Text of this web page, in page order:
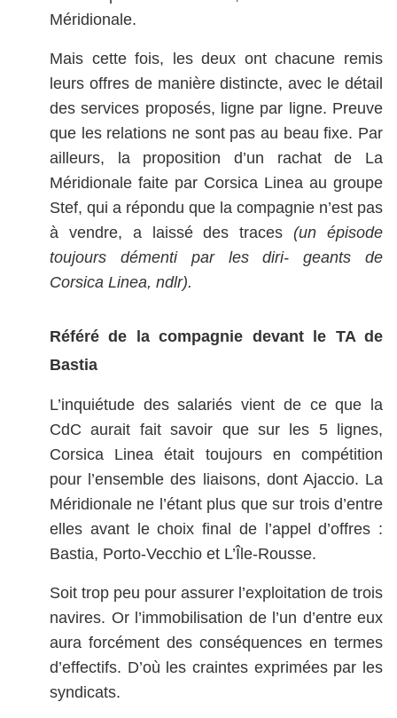
Méridionale.
Mais cette fois, les deux ont chacune remis
leurs offres de manière distincte, avec le détail
des services proposés, ligne par ligne. Preuve
que les relations ne sont pas au beau fixe. Par
ailleurs, la proposition d’un rachat de La
Méridionale faite par Corsica Linea au groupe
Stef, qui a répondu que la compagnie n’est pas
à vendre, a laissé des traces (un épisode
toujours démenti par les diri-geants de
Corsica Linea, ndlr).
Référé de la compagnie devant le TA de
Bastia
L’inquiétude des salariés vient de ce que la
CdC aurait fait savoir que sur les 5 lignes,
Corsica Linea était toujours en compétition
pour l’ensemble des liaisons, dont Ajaccio. La
Méridionale ne l’étant plus que sur trois d’entre
elles avant le choix final de l’appel d’offres :
Bastia, Porto-Vecchio et L’Île-Rousse.
Soit trop peu pour assurer l’exploitation de trois
navires. Or l’immobilisation de l’un d’entre eux
aura forcément des conséquences en termes
d’effectifs. D’où les craintes exprimées par les
syndicats.